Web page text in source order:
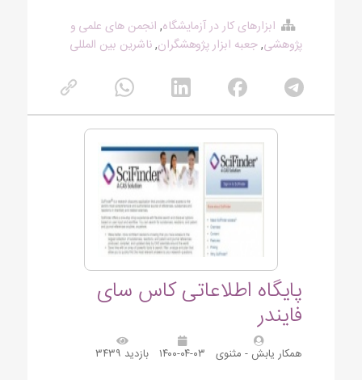
ابزارهای کار در آزمایشگاه, انجمن های علمی و
پژوهشی,جعبه ابزار پژوهشگران,ناشرین بین المللی
پایگاه اطلاعاتی کاس سای
فایندر
همکار یابش - مثنوی ۱۴۰۰-۰۴-۰۳ بازدید ۳۴۳۹